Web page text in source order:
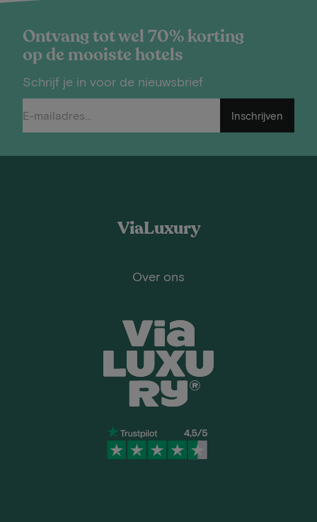
Ontvang tot wel 70% korting
op de mooiste hotels
Schrijf je in voor de nieuwsbrief
Inschrijven
ViaLuxury
Over ons